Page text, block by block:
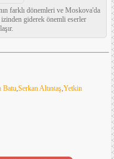
farklı dönemleri ve Moskova'da
izinden giderek önemli eserler
Batu,Serkan Altıntaş,Yetkin